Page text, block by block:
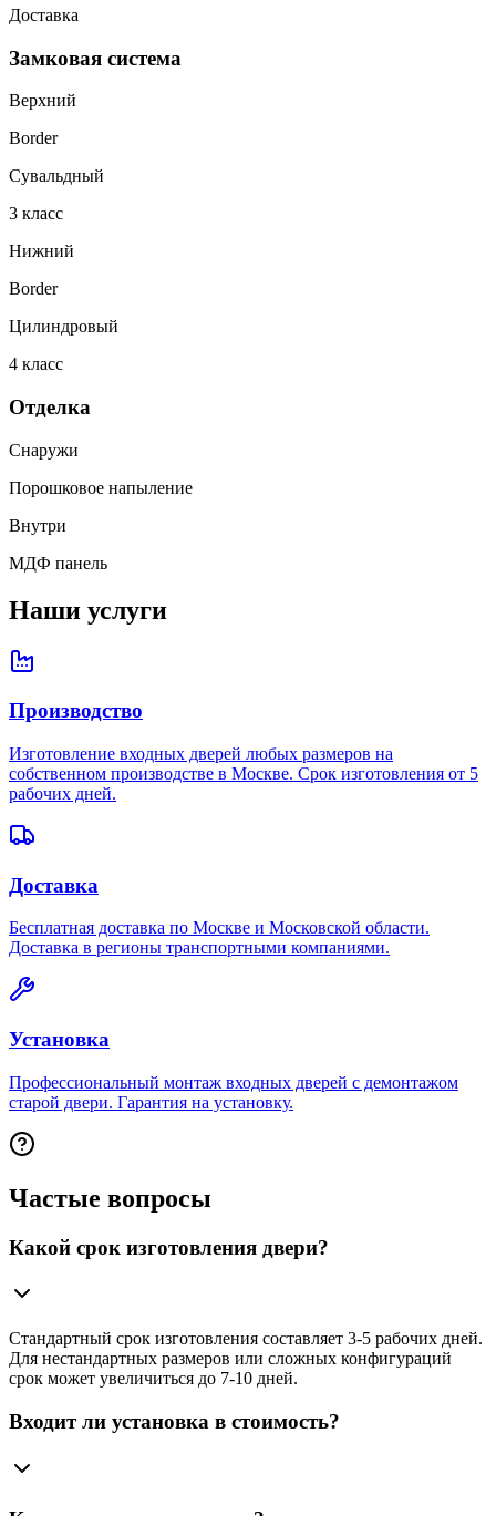
Доставка
Замковая система
Верхний
Border
Сувальдный
3 класс
Нижний
Border
Цилиндровый
4 класс
Отделка
Снаружи
Порошковое напыление
Внутри
МДФ панель
Наши услуги
Производство
Изготовление входных дверей любых размеров на
собственном производстве в Москве. Срок изготовления от 5
рабочих дней.
Доставка
Бесплатная доставка по Москве и Московской области.
Доставка в регионы транспортными компаниями.
Установка
Профессиональный монтаж входных дверей с демонтажом
старой двери. Гарантия на установку.
Частые вопросы
Какой срок изготовления двери?
Стандартный срок изготовления составляет 3-5 рабочих дней.
Для нестандартных размеров или сложных конфигураций
срок может увеличиться до 7-10 дней.
Входит ли установка в стоимость?